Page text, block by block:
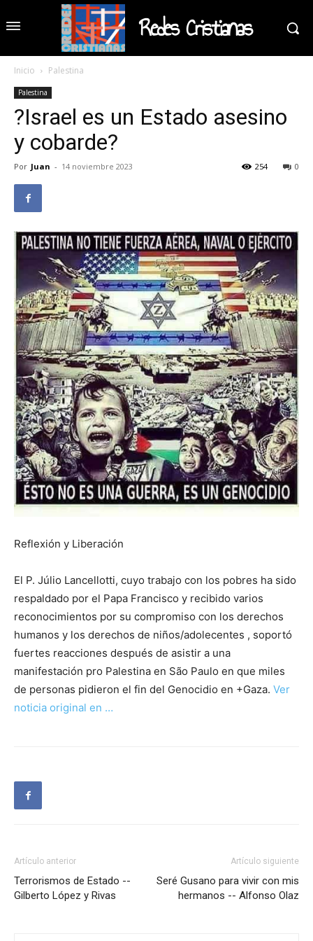
Redes Cristianas
Inicio Palestina
Palestina
?Israel es un Estado asesino
y cobarde?
Por Juan - 14 noviembre 2023 0
254
Reflexión y Liberación
El P. Júlio Lancellotti, cuyo trabajo con los pobres ha sido
respaldado por el Papa Francisco y recibido varios
reconocimientos por su compromiso con los derechos
humanos y los derechos de niños/adolecentes , soportó
fuertes reacciones después de asistir a una
manifestación pro Palestina en São Paulo en que miles
de personas pidieron el fin del Genocidio en +Gaza. Ver
noticia original en …
Artículo anterior
Terrorismos de Estado --
Gilberto López y Rivas
Artículo siguiente
Seré Gusano para vivir con mis
hermanos -- Alfonso Olaz